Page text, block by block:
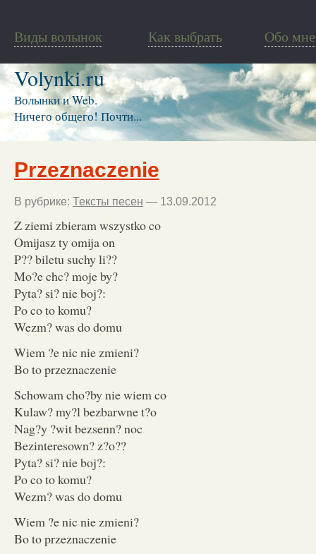
Виды волынок Как выбрать Обо мне
Volynki.ru
Волынки и Web.
Ничего общего! Почти...
Przeznaczenie
В рубрике: Тексты песен — 13.09.2012
Z ziemi zbieram wszystko co
Omijasz ty omija on
P?? biletu suchy li??
Mo?e chc? moje by?
Pyta? si? nie boj?:
Po co to komu?
Wezm? was do domu
Wiem ?e nic nie zmieni?
Bo to przeznaczenie
Schowam cho?by nie wiem co
Kulaw? my?l bezbarwne t?o
Nag?y ?wit bezsenn? noc
Bezinteresown? z?o??
Pyta? si? nie boj?:
Po co to komu?
Wezm? was do domu
Wiem ?e nic nie zmieni?
Bo to przeznaczenie